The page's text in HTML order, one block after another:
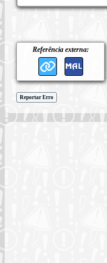
Referência externa:
Reportar Erro